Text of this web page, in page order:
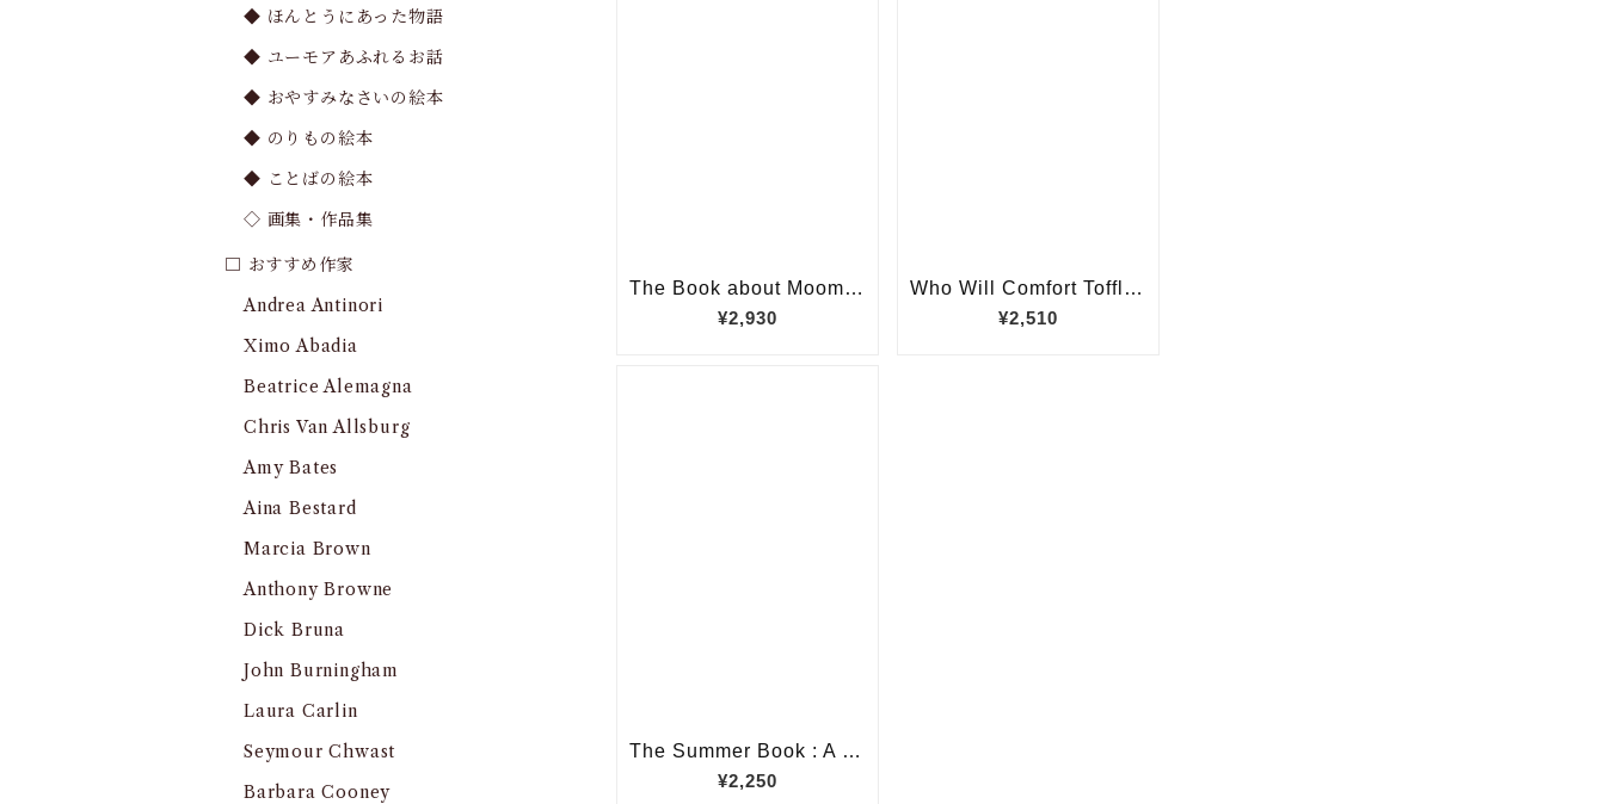
◆ ほんとうにあった物語
◆ ユーモアあふれるお話
◆ おやすみなさいの絵本
◆ のりもの絵本
◆ ことばの絵本
◇ 画集・作品集
□ おすすめ作家
Andrea Antinori
Ximo Abadia
Beatrice Alemagna
Chris Van Allsburg
Amy Bates
Aina Bestard
Marcia Brown
Anthony Browne
Dick Bruna
John Burningham
Laura Carlin
Seymour Chwast
Barbara Cooney